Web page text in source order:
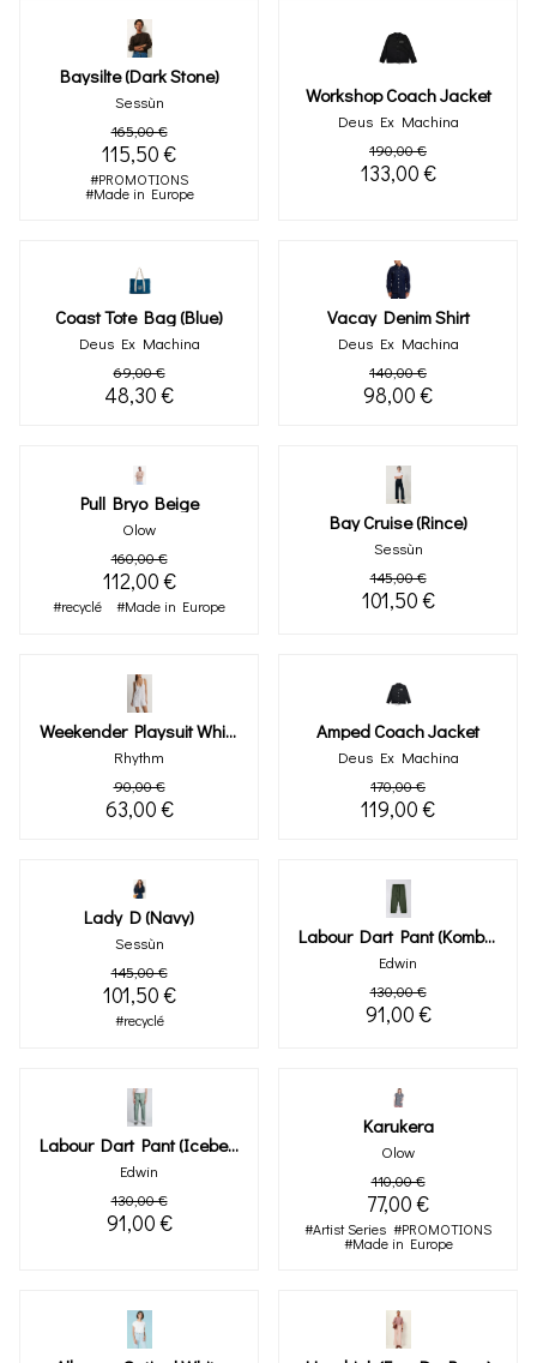
Baysilte (dark Stone)
Sessùn
165,00 €
115,50 €
#PROMOTIONS
#Made in Europe
Workshop Coach Jacket
Deus Ex Machina
190,00 €
133,00 €
Coast Tote Bag (blue)
Deus Ex Machina
69,00 €
48,30 €
Vacay Denim Shirt
Deus Ex Machina
140,00 €
98,00 €
Pull Bryo Beige
Olow
160,00 €
112,00 €
#recyclé #Made in Europe
Bay Cruise (rince)
Sessùn
145,00 €
101,50 €
Weekender Playsuit White
Rhythm
90,00 €
63,00 €
Amped Coach Jacket
Deus Ex Machina
170,00 €
119,00 €
Lady D (navy)
Sessùn
145,00 €
101,50 €
#recyclé
Labour Dart Pant (kombu Green)
Edwin
130,00 €
91,00 €
Labour Dart Pant (iceberg Green)
Edwin
130,00 €
91,00 €
Karukera
Olow
110,00 €
77,00 €
#Artist Series #PROMOTIONS
#Made in Europe